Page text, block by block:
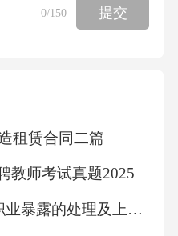
0/150 提交
租赁合同二篇
教师考试真题2025
(完整版)医务人员职业暴露的处理及上报培训试题(附答案)